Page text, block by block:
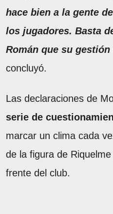
hace bien a la gente
los jugadores. Basta
Román que su gestión
concluyó.
Las declaraciones de
serie de
marcar un clima cada
de la figura de
frente del club.